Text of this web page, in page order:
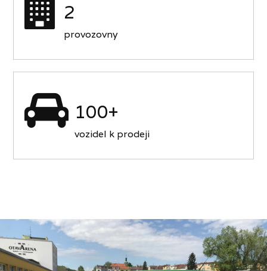
2
provozovny
100+
vozidel k prodeji